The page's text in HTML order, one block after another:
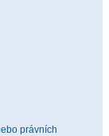
právních